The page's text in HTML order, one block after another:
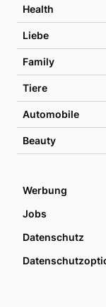
Health
Liebe
Family
Tiere
Automobile
Beauty
Werbung
Jobs
Datenschutz